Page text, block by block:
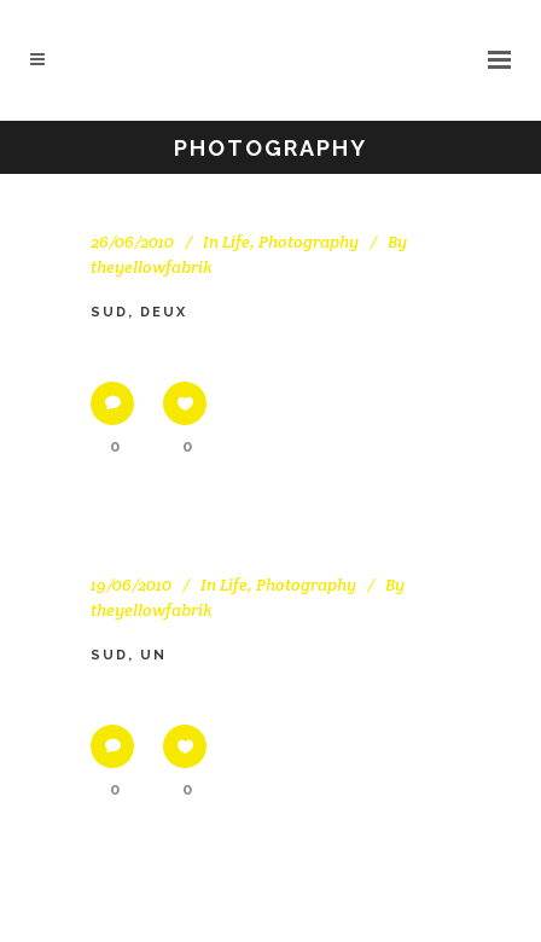
PHOTOGRAPHY
26/06/2010 InLife, Photography
By
theyellowfabrik
SUD, DEUX
0 0
19/06/2010 InLife, Photography
By
theyellowfabrik
SUD, UN
0 0